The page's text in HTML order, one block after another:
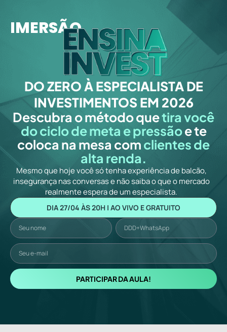
IMERSÃO
DO ZERO À ESPECIALISTA DE
INVESTIMENTOS EM 2026
Descubra o método quetira você
do ciclo de meta e pressãoe te
coloca na mesa comclientes de
alta renda.
Mesmo que hoje você só tenha experiência de balcão,
insegurança nas conversas e não saiba o que o mercado
realmente espera de um especialista.
DIA 27/04 ÀS 20H | AO VIVO E GRATUITO
PARTICIPAR DA AULA!